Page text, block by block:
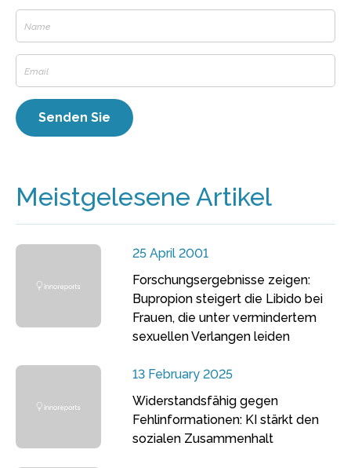
Meistgelesene Artikel
25 April 2001
Forschungsergebnisse zeigen:
Bupropion steigert die Libido bei
Frauen, die unter vermindertem
sexuellen Verlangen leiden
13 February 2025
Widerstandsfähig gegen
Fehlinformationen: KI stärkt den
sozialen Zusammenhalt